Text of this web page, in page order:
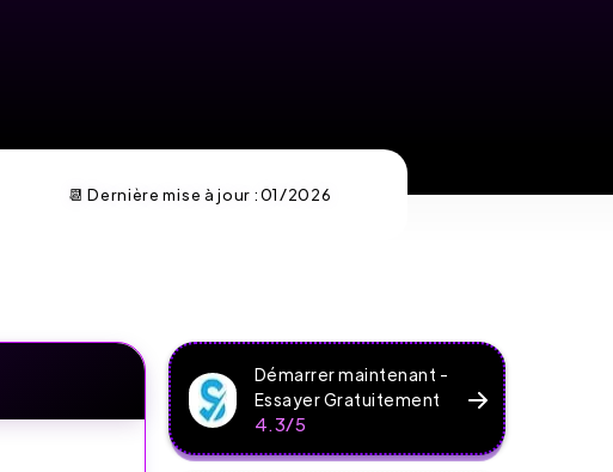
📆 Dernière mise à jour :01/2026
Démarrer maintenant -
Essayer Gratuitement
4.3/5